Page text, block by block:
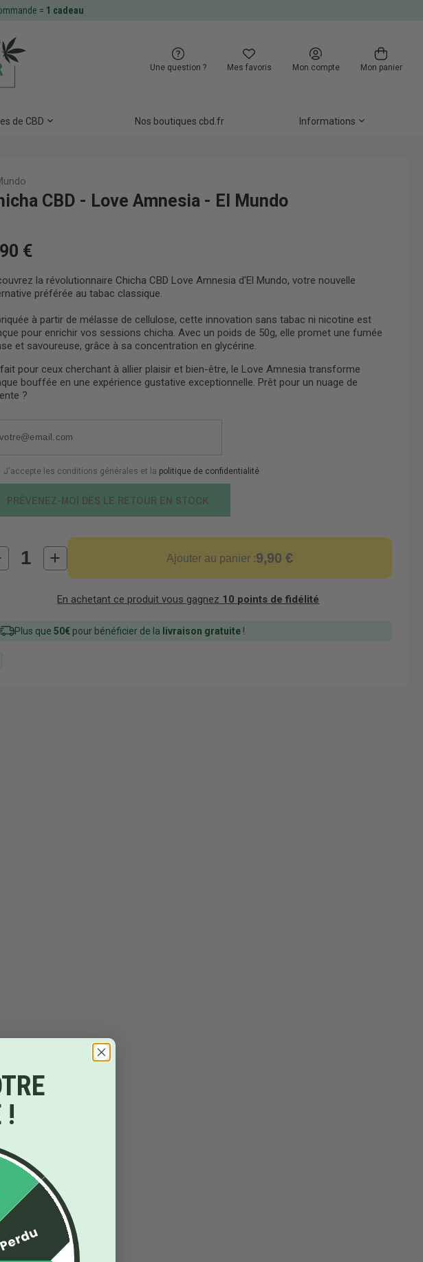
= 1 cadeau
Mon compte
Une question ? Mes favoris Mon panier
de CBD Nos boutiques cbd.fr Informations
CBD - Love Amnesia - El Mundo
€
la révolutionnaire Chicha CBD Love Amnesia d'El Mundo, votre nouvelle
préférée au tabac classique.
à partir de mélasse de cellulose, cette innovation sans tabac ni nicotine est
pour enrichir vos sessions chicha. Avec un poids de 50g, elle promet une fumée
et savoureuse, grâce à sa concentration en glycérine.
pour ceux cherchant à allier plaisir et bien-être, le Love Amnesia transforme
bouffée en une expérience gustative exceptionnelle. Prêt pour un nuage de
?
J'accepte les conditions générales et la politique de confidentialité
PRÉVENEZ-MOI DÈS LE RETOUR EN STOCK
Ajouter au panier :9,90 €
En achetant ce produit vous gagnez 10 points de fidélité
Plus que 50€pour bénéficier de la livraison gratuite!
!
Perdu